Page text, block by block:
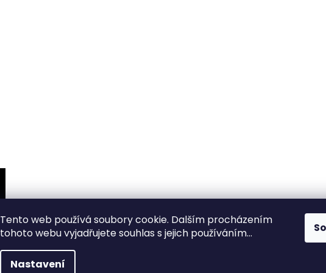
Tento web používá soubory cookie. Dalším procházením
tohoto webu vyjadřujete souhlas s jejich používáním...
Nastavení